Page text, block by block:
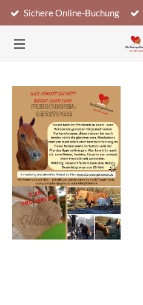
Zum
springen
Sichere Online-Buchung